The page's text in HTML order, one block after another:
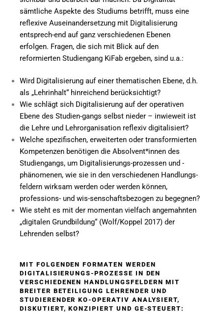
sämtliche Aspekte des Studiums betrifft, muss eine
reflexive Auseinandersetzung mit Digitalisierung
entsprech-end auf ganz verschiedenen Ebenen
erfolgen. Fragen, die sich mit Blick auf den
reformierten Studiengang KiFab ergeben, sind u.a.:
Wird Digitalisierung auf einer thematischen Ebene, d.h.
als „Lehrinhalt“ hinreichend berücksichtigt?
Wie schlägt sich Digitalisierung auf der operativen
Ebene des Studien-gangs selbst nieder – inwieweit ist
die Lehre und Lehrorganisation reflexiv digitalisiert?
Welche spezifischen, erweiterten oder transformierten
Kompetenzen benötigen die Absolvent*innen des
Studiengangs, um Digitalisierungs-prozessen und -
phänomenen, wie sie in den verschiedenen Handlungs-
feldern wirksam werden oder werden können,
professions- und wis-senschaftsbezogen zu begegnen?
Wie steht es mit der momentan vielfach angemahnten
„digitalen Grundbildung“ (Wolf/Koppel 2017) der
Lehrenden selbst?
MIT FOLGENDEN FORMATEN WERDEN
DIGITALISIERUNGS-PROZESSE IN DEN
VERSCHIEDENEN HANDLUNGSFELDERN MIT
BREITER BETEILIGUNG LEHRENDER UND
STUDIERENDER KO-OPERATIV ANALYSIERT,
DISKUTIERT, KONZIPIERT UND GE-STEUERT: